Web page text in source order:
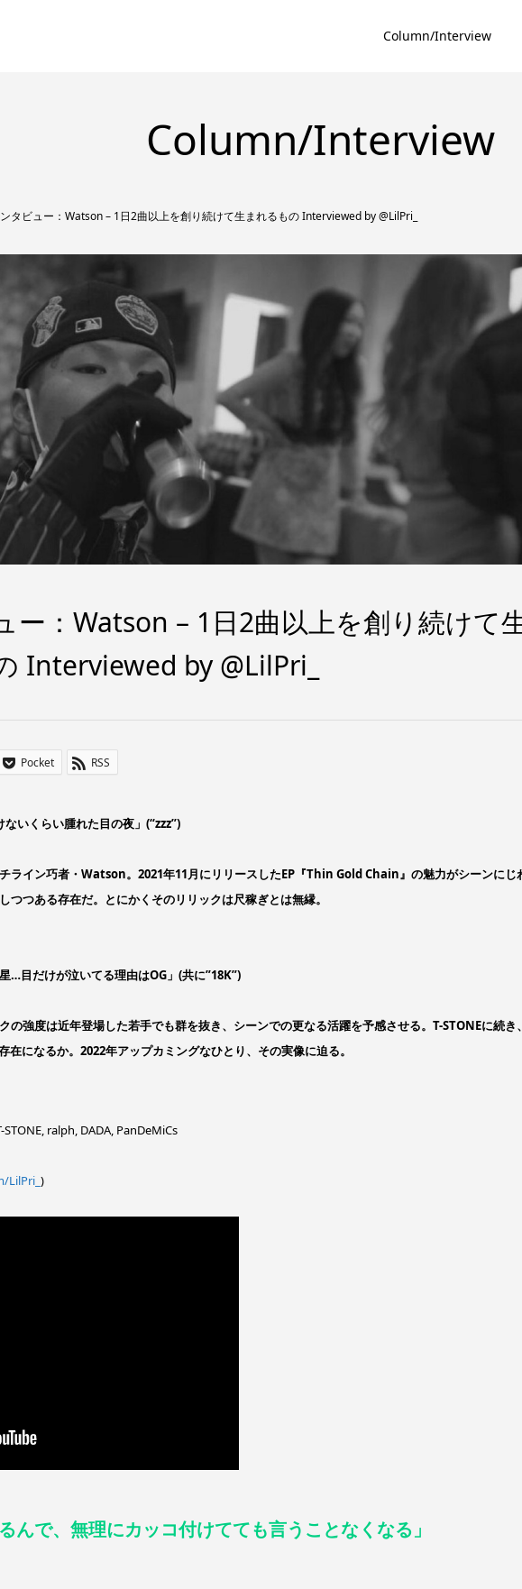
Column/Interview
Column/Interview
タビュー：Watson – 1日2曲以上を創り続けて生まれるもの Interviewed by @LilPri_
ー：Watson – 1日2曲以上を創り続けて
Interviewed by @LilPri_
Pocket RSS
いくらい腫れた目の夜」(“zzz”)
ライン巧者・Watson。2021年11月にリリースしたEP『Thin Gold Chain』の魅力がシーンにじ
つつある存在だ。とにかくそのリリックは尺稼ぎとは無縁。
…目だけが泣いてる理由はOG」(共に”18K”)
の強度は近年登場した若手でも群を抜き、シーンでの更なる活躍を予感させる。T-STONEに続き
になるか。2022年アップカミングなひとり、その実像に迫る。
ralph, DADA, PanDeMiCs
)
んで、無理にカッコ付けてても言うことなくなる」